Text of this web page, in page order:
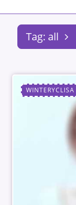
Tag: all
WINTERYCLISA